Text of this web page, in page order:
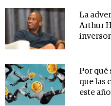
La
Arthur
Por qué
que las
este año